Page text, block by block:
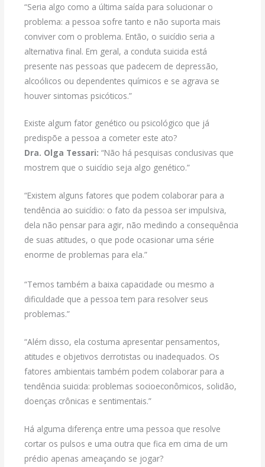
“Seria algo como a última saída para solucionar o
problema: a pessoa sofre tanto e não suporta mais
conviver com o problema. Então, o suicídio seria a
alternativa final. Em geral, a conduta suicida está
presente nas pessoas que padecem de depressão,
alcoólicos ou dependentes químicos e se agrava se
houver sintomas psicóticos.”
Existe algum fator genético ou psicológico que já
predispõe a pessoa a cometer este ato?
Dra. Olga Tessari:“Não há pesquisas conclusivas que
mostrem que o suicídio seja algo genético.”
“Existem alguns fatores que podem colaborar para a
tendência ao suicídio: o fato da pessoa ser impulsiva,
dela não pensar para agir, não medindo a consequência
de suas atitudes, o que pode ocasionar uma série
enorme de problemas para ela.”
“Temos também a baixa capacidade ou mesmo a
dificuldade que a pessoa tem para resolver seus
problemas.”
“Além disso, ela costuma apresentar pensamentos,
atitudes e objetivos derrotistas ou inadequados. Os
fatores ambientais também podem colaborar para a
tendência suicida: problemas socioeconômicos, solidão,
doenças crônicas e sentimentais.”
Há alguma diferença entre uma pessoa que resolve
cortar os pulsos e uma outra que fica em cima de um
prédio apenas ameaçando se jogar?